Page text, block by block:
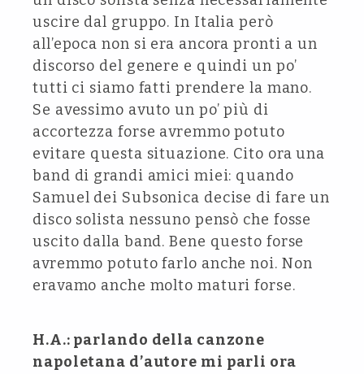
uscire dal gruppo. In Italia però
all’epoca non si era ancora pronti a un
discorso del genere e quindi un po’
tutti ci siamo fatti prendere la mano.
Se avessimo avuto un po’ più di
accortezza forse avremmo potuto
evitare questa situazione. Cito ora una
band di grandi amici miei: quando
Samuel dei Subsonica decise di fare un
disco solista nessuno pensò che fosse
uscito dalla band. Bene questo forse
avremmo potuto farlo anche noi. Non
eravamo anche molto maturi forse.
H.A.: parlando della canzone
napoletana d’autore mi parli ora